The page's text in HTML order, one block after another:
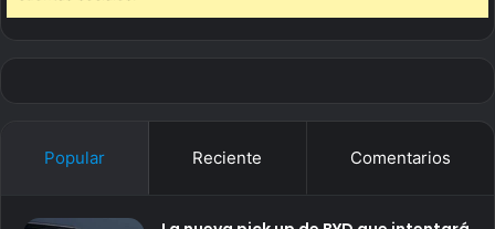
Popular Reciente Comentarios